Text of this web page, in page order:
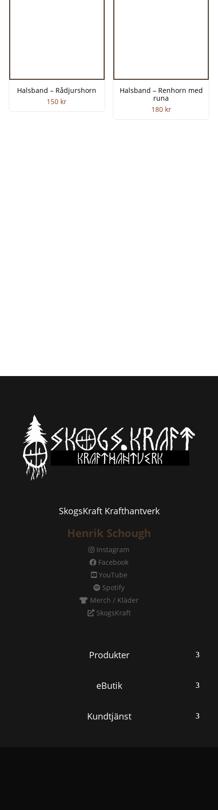
Halsband – Rådjurshorn
150 kr
Halsband – Renhorn med
runa
180 kr
SkogsKraft Krafthantverk
Henrik Schough
Instagram
Facebook
YouTube
Spotify
Merch / Kläder
SkogsKraft
Produkter
eButik
Kundtjänst